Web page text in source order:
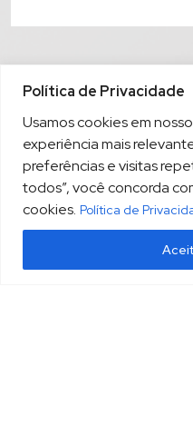
Política de Privacidade
Usamos cookies em
experiência mais
preferências e visitas
todos”, você concorda
cookies. Política de